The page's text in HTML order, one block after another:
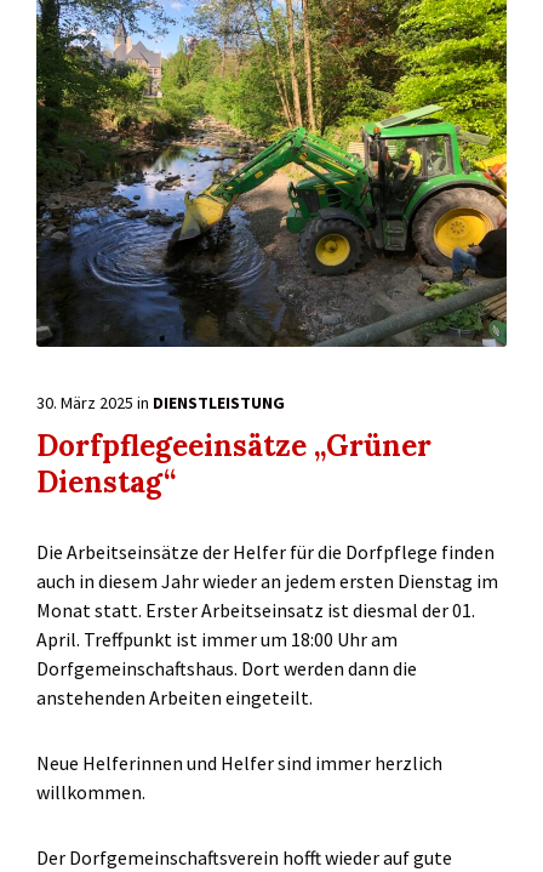
30. März 2025 in DIENSTLEISTUNG
Dorfpflegeeinsätze „Grüner
Dienstag“
Die Arbeitseinsätze der Helfer für die Dorfpflege finden
auch in diesem Jahr wieder an jedem ersten Dienstag im
Monat statt. Erster Arbeitseinsatz ist diesmal der 01.
April. Treffpunkt ist immer um 18:00 Uhr am
Dorfgemeinschaftshaus. Dort werden dann die
anstehenden Arbeiten eingeteilt.
Neue Helferinnen und Helfer sind immer herzlich
willkommen.
Der Dorfgemeinschaftsverein hofft wieder auf gute